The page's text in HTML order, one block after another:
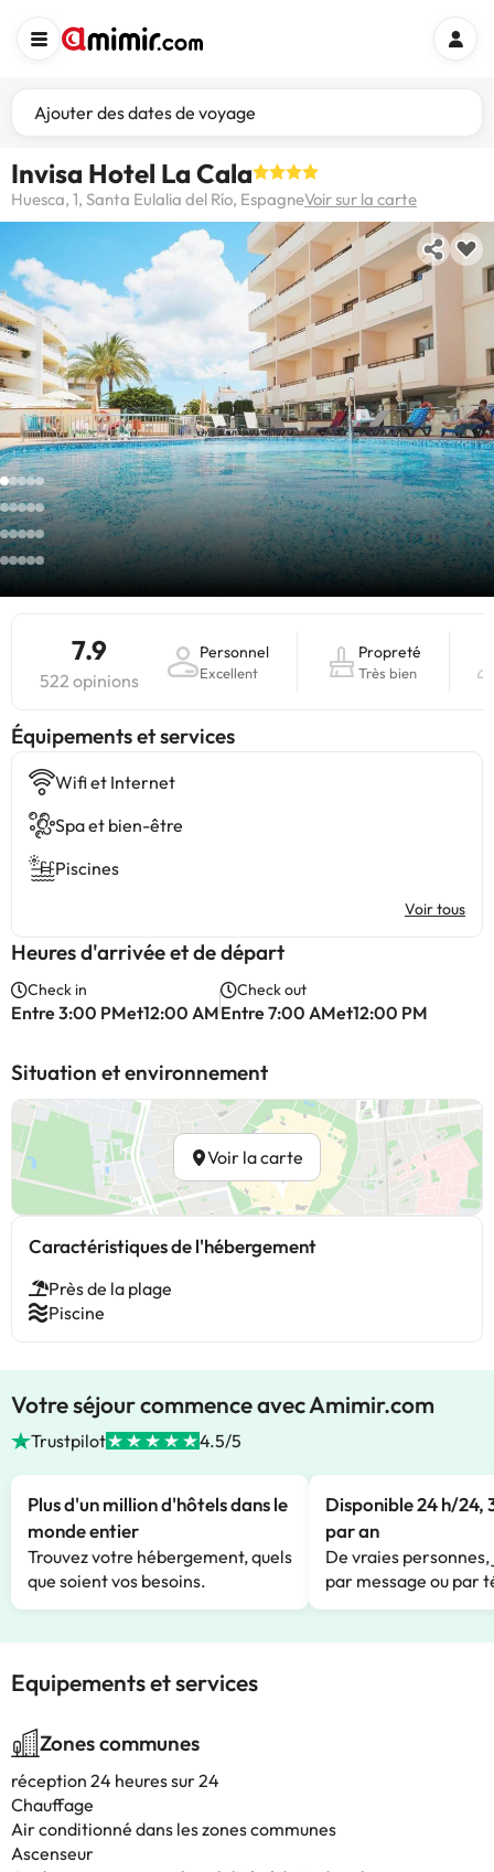
Ajouter des dates de voyage
Invisa Hotel La Cala
Huesca, 1, Santa Eulalia del Río, EspagneVoir sur la carte
7.9
522 opinions
Personnel
Excellent
Propreté
Très bien
​Équipements et services
Wifi et Internet
Spa et bien-être
Piscines
Voir tous
Heures d'arrivée et de départ
Check in
Entre 3:00 PMet12:00 AM
Check out
Entre 7:00 AMet12:00 PM
Situation et environnement
Voir la carte
Caractéristiques de l'hébergement
Près de la plage
Piscine
Votre séjour commence avec Amimir.com
Trustpilot 4.5/5
Plus d'un million d'hôtels dans le
monde entier
Trouvez votre hébergement, quels
que soient vos besoins.
Disponible 24 h/24,
par an
De vraies
par message ou par
Equipements et services
Zones communes
réception 24 heures sur 24
Chauffage
Air conditionné dans les zones communes
Ascenseur